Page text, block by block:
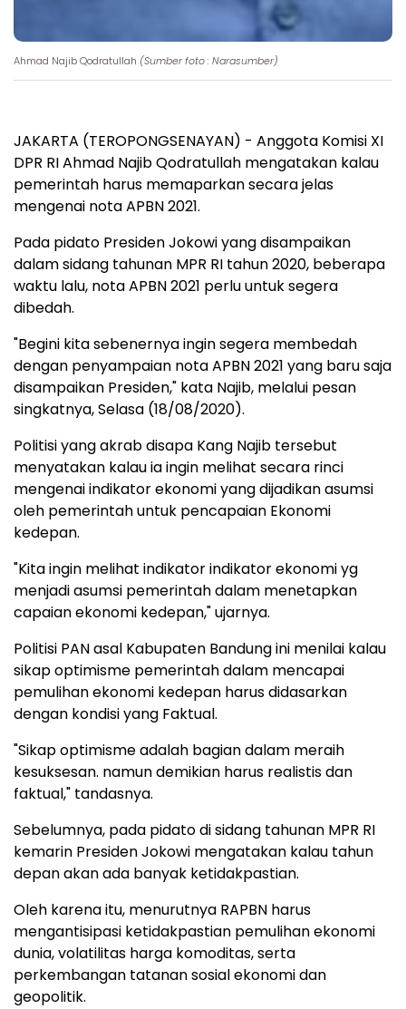
Ahmad Najib Qodratullah (Sumber foto : Narasumber)
JAKARTA (TEROPONGSENAYAN) - Anggota Komisi XI
DPR RI Ahmad Najib Qodratullah mengatakan kalau
pemerintah harus memaparkan secara jelas
mengenai nota APBN 2021.
Pada pidato Presiden Jokowi yang disampaikan
dalam sidang tahunan MPR RI tahun 2020, beberapa
waktu lalu, nota APBN 2021 perlu untuk segera
dibedah.
"Begini kita sebenernya ingin segera membedah
dengan penyampaian nota APBN 2021 yang baru saja
disampaikan Presiden," kata Najib, melalui pesan
singkatnya, Selasa (18/08/2020).
Politisi yang akrab disapa Kang Najib tersebut
menyatakan kalau ia ingin melihat secara rinci
mengenai indikator ekonomi yang dijadikan asumsi
oleh pemerintah untuk pencapaian Ekonomi
kedepan.
"Kita ingin melihat indikator indikator ekonomi yg
menjadi asumsi pemerintah dalam menetapkan
capaian ekonomi kedepan," ujarnya.
Politisi PAN asal Kabupaten Bandung ini menilai kalau
sikap optimisme pemerintah dalam mencapai
pemulihan ekonomi kedepan harus didasarkan
dengan kondisi yang Faktual.
"Sikap optimisme adalah bagian dalam meraih
kesuksesan. namun demikian harus realistis dan
faktual," tandasnya.
Sebelumnya, pada pidato di sidang tahunan MPR RI
kemarin Presiden Jokowi mengatakan kalau tahun
depan akan ada banyak ketidakpastian.
Oleh karena itu, menurutnya RAPBN harus
mengantisipasi ketidakpastian pemulihan ekonomi
dunia, volatilitas harga komoditas, serta
perkembangan tatanan sosial ekonomi dan
geopolitik.